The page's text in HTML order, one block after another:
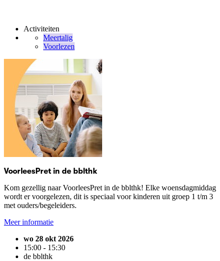
Activiteiten
Meertalig
Voorlezen
VoorleesPret in de bblthk
Kom gezellig naar VoorleesPret in de bblthk! Elke woensdagmiddag
wordt er voorgelezen, dit is speciaal voor kinderen uit groep 1 t/m 3
met ouders/begeleiders.
Meer informatie
wo 28 okt 2026
15:00 - 15:30
de bblthk